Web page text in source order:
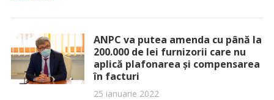
ANPC va putea amenda cu până la
200.000 de lei furnizorii care nu
aplică plafonarea și compensarea
în facturi
25 ianuarie 2022